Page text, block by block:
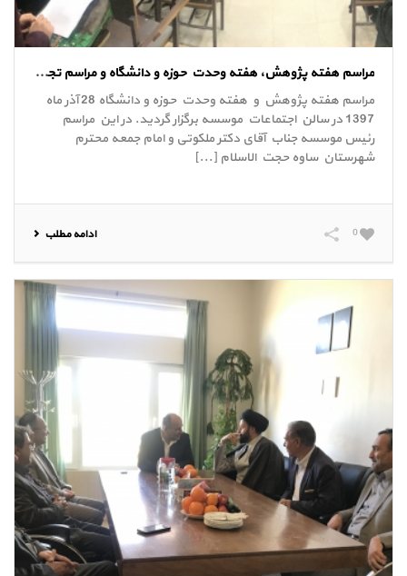
مراسم هفته پژوهش، هفته وحدت حوزه و دانشگاه و مراسم تجلیل از دانشجویان کارشناسی ارشد آذر 97
مراسم هفته پژوهش و هفته وحدت حوزه و دانشگاه 28 آذر ماه
1397 در سالن اجتماعات موسسه برگزار گردید. در این مراسم
رئیس موسسه جناب آقای دکتر ملکوتی و امام جمعه محترم
شهرستان ساوه حجت الاسلام [...]
ادامه مطلب 0